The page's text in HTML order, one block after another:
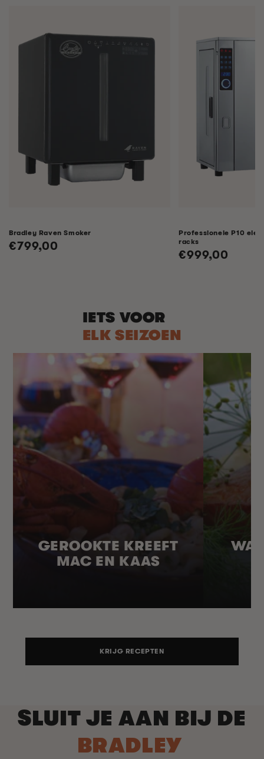
Bradley Raven Smoker
Normale
€799,00
Professionele P10
racks
Normale
€999,00
IETS VOOR
ELK SEIZOEN
GEROOKTE KREEFT
MAC EN KAAS
KRIJG RECEPTEN
SLUIT JE AAN BIJ DE
BRADLEY